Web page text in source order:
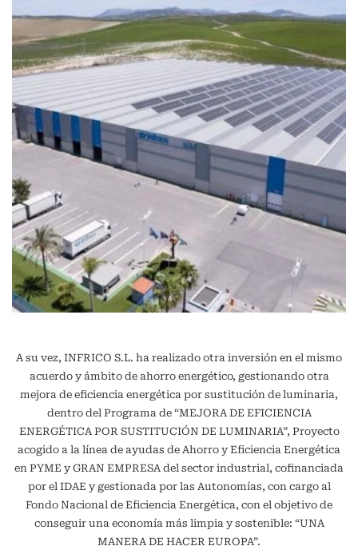
A su vez, INFRICO S.L. ha realizado otra inversión en el mismo
acuerdo y ámbito de ahorro energético, gestionando otra
mejora de eficiencia energética por sustitución de luminaria,
dentro del Programa de “MEJORA DE EFICIENCIA
ENERGÉTICA POR SUSTITUCIÓN DE LUMINARIA”, Proyecto
acogido a la línea de ayudas de Ahorro y Eficiencia Energética
en PYME y GRAN EMPRESA del sector industrial, cofinanciada
por el IDAE y gestionada por las Autonomías, con cargo al
Fondo Nacional de Eficiencia Energética, con el objetivo de
conseguir una economía más limpia y sostenible: “UNA
MANERA DE HACER EUROPA”.